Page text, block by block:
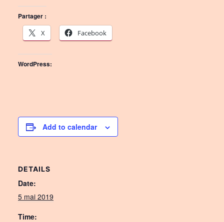
Partager :
X
Facebook
WordPress:
Add to calendar
DETAILS
Date:
5 mai 2019
Time: